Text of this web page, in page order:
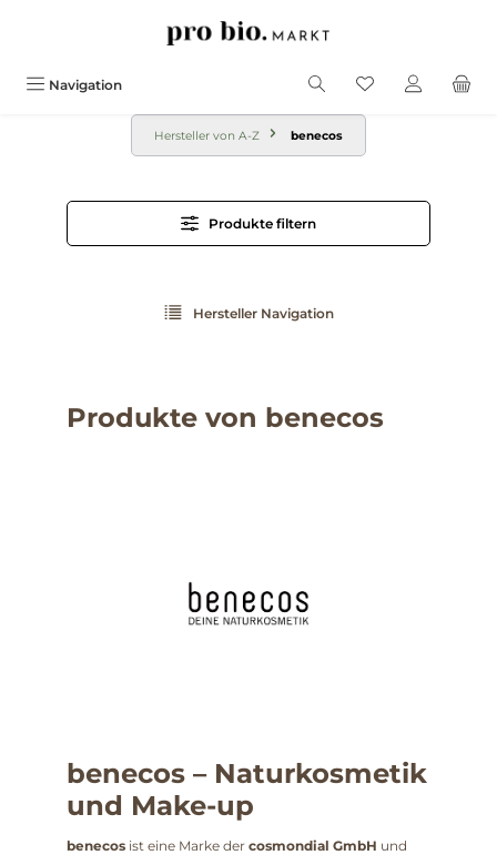
Navigation
Hersteller von A-Z benecos
Produkte filtern
Hersteller Navigation
Produkte von benecos
benecos – Naturkosmetik
und Make-up
benecos ist eine Marke der cosmondial GmbH und